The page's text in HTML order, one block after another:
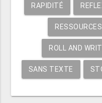
RAPIDITÉ
RESSOURCES
ROLL AND
SANS TEXTE